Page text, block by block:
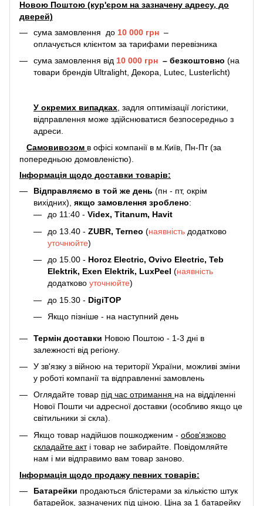
Новою Поштою (кур'єром на зазначену адресу, до
дверей)
сума замовлення до 10 000 грн –
оплачується клієнтом за тарифами перевізника
сума замовлення від 10 000 грн – безкоштовно (на
товари брендів Ultralight, Декора, Lutec, Lusterlicht)
У окремих випадках , задля оптимізації логістики,
відправлення може здійснюватися безпосередньо з
адреси.
Самовивозом в офісі компанії в м.Київ, Пн-Пт (за
попередньою домовленістю).
Інформація щодо доставки товарів:
Відправляємо в той же день (пн - пт, окрім
вихідних), якщо замовлення зроблено:
до 11:40 - Videx, Titanum, Havit
до 13.40 - ZUBR, Terneo (наявність додатково
уточнюйте)
до 15.00 - Horoz Electric, Ovivo Electric, Teb
Elektrik, Exen Elektrik, LuxPeel (наявність
додатково уточнюйте)
до 15.30 - DigiTOP
Якщо пізніше - на наступний день
Термін доставки Новою Поштою - 1-3 дні в
залежності від регіону.
У зв'язку з війною на території України, можливі зміни
у роботі компанії та відправленні замовлень
Оглядайте товар під час отримання на на відділенні
Нової Пошти чи адресної доставки (особливо якщо це
світильники зі скла).
Якщо товар надійшов пошкодженим - обов'язково
складайте акт і товар не забирайте. Повідомляйте
нам і ми відправимо вам товар заново.
Інформація щодо продажу певних товарів:
Батарейки продаються блістерами за кількістю штук
батарейок, зазначених під ціною. Ціна за 1 батарейку